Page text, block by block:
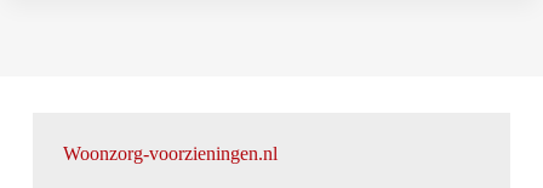
Woonzorg-voorzieningen.nl